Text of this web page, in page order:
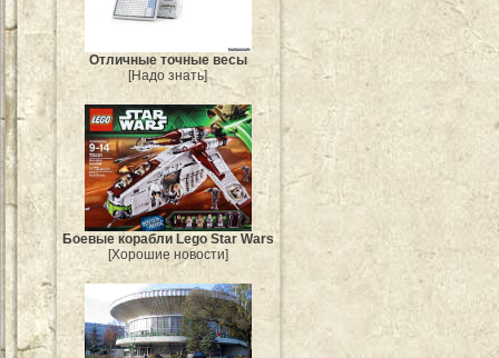
Отличные точные весы
[Надо знать]
Боевые корабли Lego Star Wars
[Хорошие новости]